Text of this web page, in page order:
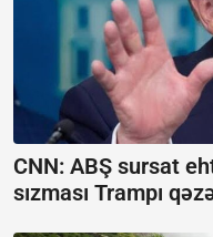
CNN: ABŞ sursat
sızması Trampı